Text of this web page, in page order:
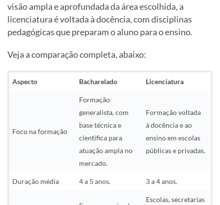
visão ampla e aprofundada da área escolhida, a
licenciatura é voltada à docência, com disciplinas
pedagógicas que preparam o aluno para o ensino.
Veja a comparação completa, abaixo:
Aspecto Bacharelado Licenciatura
Foco na formação
Formação
generalista, com
base técnica e
científica para
atuação ampla no
mercado.
Formação voltada
à docência e ao
ensino em escolas
públicas e privadas.
Duração média 4 a 5 anos. 3 a 4 anos.
Escolas, secretarias